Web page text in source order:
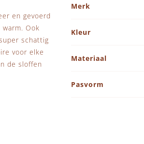
en gevoerd
Ook
schattig
voor elke
de sloffen
Merk
Kleur
Materiaal
Pasvorm